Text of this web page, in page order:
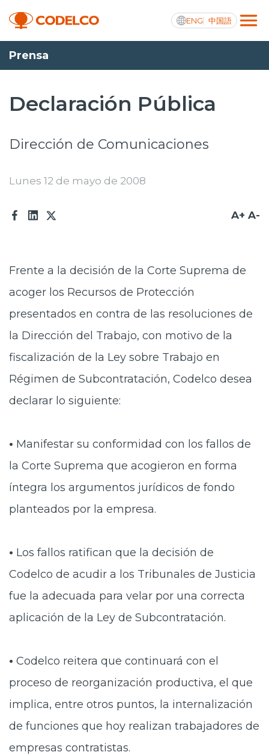
ENG 中国語
Transparencia activa
Proyectos
Sustentabilidad
Prensa
Trabaja en Codelco
Transparencia activa
Canales de denuncia
Proveedores
Prensa
Declaración Pública
Dirección de Comunicaciones
Lunes 12 de mayo de 2008
A+ A-
Frente a la decisión de la Corte Suprema de
acoger los Recursos de Protección
presentados en contra de las resoluciones de
la Dirección del Trabajo, con motivo de la
fiscalización de la Ley sobre Trabajo en
Régimen de Subcontratación, Codelco desea
declarar lo siguiente:
• Manifestar su conformidad con los fallos de
la Corte Suprema que acogieron en forma
íntegra los argumentos jurídicos de fondo
planteados por la empresa.
• Los fallos ratifican que la decisión de
Codelco de acudir a los Tribunales de Justicia
fue la adecuada para velar por una correcta
aplicación de la Ley de Subcontratación.
• Codelco reitera que continuará con el
proceso de reorganización productiva, el que
implica, entre otros puntos, la internalización
de funciones que hoy realizan trabajadores de
empresas contratistas.